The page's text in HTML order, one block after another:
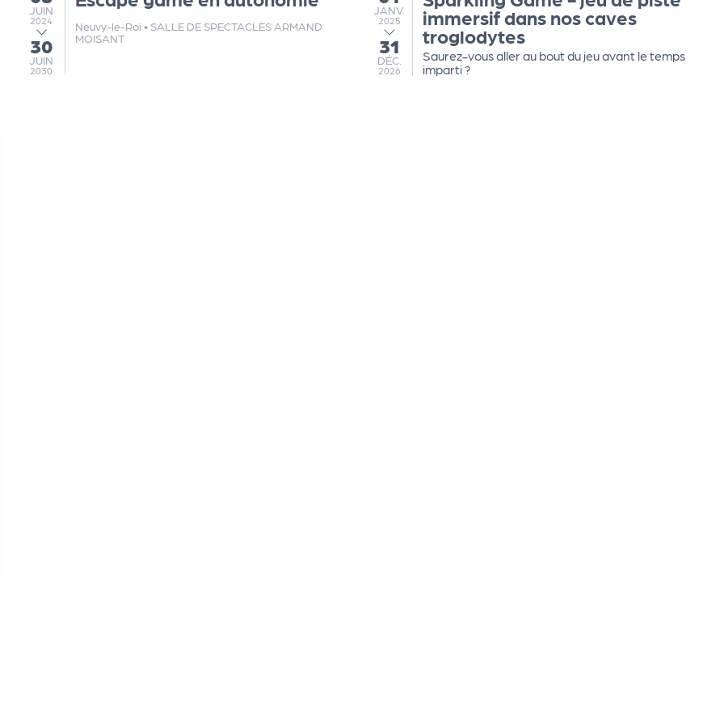
JUINJUIN
2024
au
30
JUINJUIN
2030
Neuvy-le-Roi • SALLE DE SPECTACLES ARMAND
MOISANT
JANVIER
JANV.
2025
au
31
DÉCEMBRE
DÉC.
2026
immersif dans nos caves
troglodytes
Saurez-vous aller au bout du jeu avant le temps
imparti ?